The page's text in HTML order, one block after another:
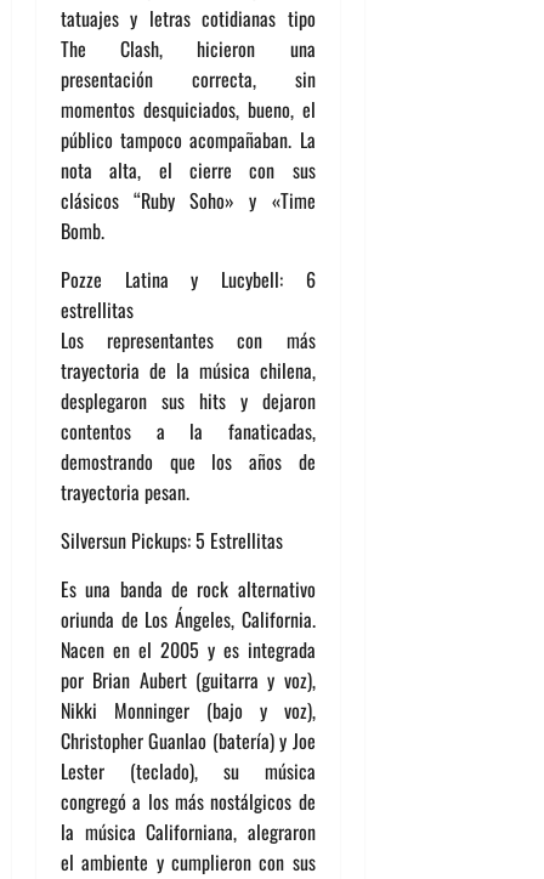
tatuajes y letras cotidianas tipo
The Clash, hicieron una
presentación correcta, sin
momentos desquiciados, bueno, el
público tampoco acompañaban. La
nota alta, el cierre con sus
clásicos “Ruby Soho» y «Time
Bomb.
Pozze Latina y Lucybell: 6
estrellitas
Los representantes con más
trayectoria de la música chilena,
desplegaron sus hits y dejaron
contentos a la fanaticadas,
demostrando que los años de
trayectoria pesan.
Silversun Pickups: 5 Estrellitas
Es una banda de rock alternativo
oriunda de Los Ángeles, California.
Nacen en el 2005 y es integrada
por Brian Aubert (guitarra y voz),
Nikki Monninger (bajo y voz),
Christopher Guanlao (batería) y Joe
Lester (teclado), su música
congregó a los más nostálgicos de
la música Californiana, alegraron
el ambiente y cumplieron con sus